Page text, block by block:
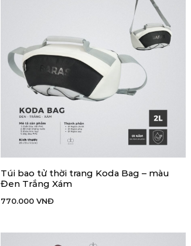
THÊM VÀO GIỎ HÀNG
Túi bao tử thời trang Koda Bag – màu
Đen Trắng Xám
770.000 VNĐ